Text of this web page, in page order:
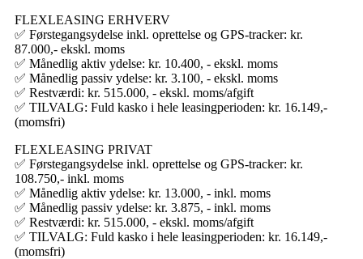
FLEXLEASING ERHVERV
✅ Førstegangsydelse inkl. oprettelse og GPS-tracker: kr.
87.000,- ekskl. moms
✅ Månedlig aktiv ydelse: kr. 10.400, - ekskl. moms
✅ Månedlig passiv ydelse: kr. 3.100, - ekskl. moms
✅ Restværdi: kr. 515.000, - ekskl. moms/afgift
✅ TILVALG: Fuld kasko i hele leasingperioden: kr. 16.149,-
(momsfri)
FLEXLEASING PRIVAT
✅ Førstegangsydelse inkl. oprettelse og GPS-tracker: kr.
108.750,- inkl. moms
✅ Månedlig aktiv ydelse: kr. 13.000, - inkl. moms
✅ Månedlig passiv ydelse: kr. 3.875, - inkl. moms
✅ Restværdi: kr. 515.000, - ekskl. moms/afgift
✅ TILVALG: Fuld kasko i hele leasingperioden: kr. 16.149,-
(momsfri)